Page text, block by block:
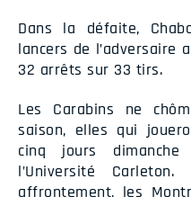
Dans la défaite,
lancers de l’adversaire
32 arrêts sur 33 tirs.
Les Carabins ne
saison, elles qui
cinq jours
l’Université
affrontement, les